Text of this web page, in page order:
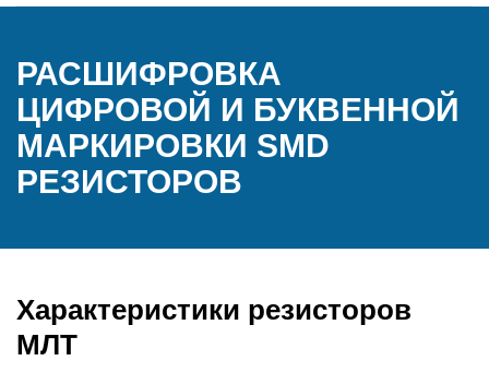
РАСШИФРОВКА
ЦИФРОВОЙ И БУКВЕННОЙ
МАРКИРОВКИ SMD
РЕЗИСТОРОВ
Характеристики резисторов
МЛТ